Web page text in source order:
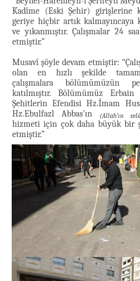
Kadîme (Eski Şehir) girişlerine
geriye hiçbir artık kalmayıncaya
ve yıkanmıştır. Çalışmalar 24
etmiştir.”
Musavî şöyle devam etmiştir:
olan en hızlı şekilde
çalışmalara bölümümüzün
katılmıştır. Bölümümüz
Şehitlerin Efendisi Hz.İmam
Hz.Ebulfazl Abbas’ın
(Allah’ın
hizmeti için çok daha büyük bir
etmiştir.”